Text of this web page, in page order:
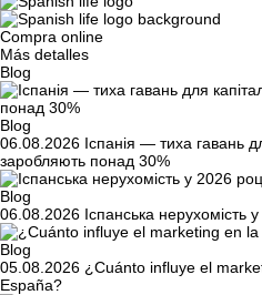
Compra online
Más detalles
Blog
Blog
06.08.2026 Іспанія — тиха гавань
заробляють понад 30%
Blog
06.08.2026 Іспанська нерухомість
Blog
05.08.2026 ¿Cuánto influye el
España?